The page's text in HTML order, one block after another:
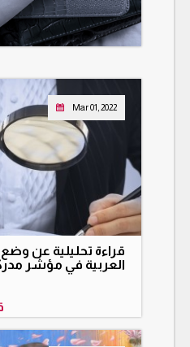
Mar 01, 2022
قراءة تحليلية عن
العربية في مؤشر